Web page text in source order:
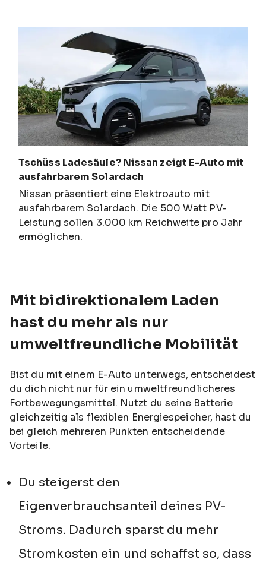
Tschüss Ladesäule? Nissan zeigt E-Auto mit
ausfahrbarem Solardach
Nissan präsentiert eine Elektroauto mit
ausfahrbarem Solardach. Die 500 Watt PV-
Leistung sollen 3.000 km Reichweite pro Jahr
ermöglichen.
Mit bidirektionalem Laden
hast du mehr als nur
umweltfreundliche Mobilität
Bist du mit einem E-Auto unterwegs, entscheidest
du dich nicht nur für ein umweltfreundlicheres
Fortbewegungsmittel. Nutzt du seine Batterie
gleichzeitig als flexiblen Energiespeicher, hast du
bei gleich mehreren Punkten entscheidende
Vorteile.
Du steigerst den
Eigenverbrauchsanteil deines PV-
Stroms. Dadurch sparst du mehr
Stromkosten ein und schaffst so, dass